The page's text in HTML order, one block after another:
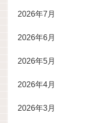
2026年7月
2026年6月
2026年5月
2026年4月
2026年3月